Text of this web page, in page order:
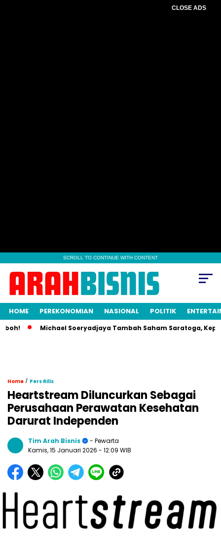
CLOSE ADS
SCROLL TO CONTINUE WITH CONTENT
HOME PEREKONOMIAN NASIONAL POLITIK
Michael Soeryadjaya Tambah Saham Saratoga,
Home / Pers Rilis
Heartstream Diluncurkan Sebagai
Perusahaan Perawatan Kesehatan
Darurat Independen
Tim Arah Bisnis
- Pewarta
Kamis, 15 Januari 2026 - 12:09 WIB